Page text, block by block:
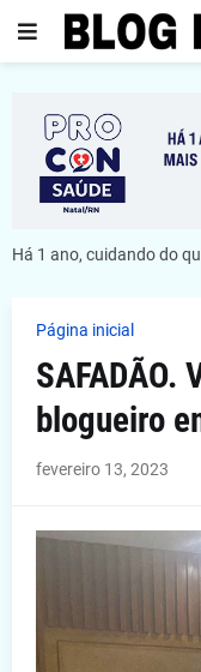
Há 1 ano, cuidando do
Página inicial
SAFADÃO.
blogueiro
fevereiro 13, 2023